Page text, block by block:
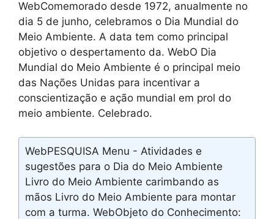
WebComemorado desde 1972, anualmente no
dia 5 de junho, celebramos o Dia Mundial do
Meio Ambiente. A data tem como principal
objetivo o despertamento da. WebO Dia
Mundial do Meio Ambiente é o principal meio
das Nações Unidas para incentivar a
conscientização e ação mundial em prol do
meio ambiente. Celebrado.
WebPESQUISA Menu - Atividades e
sugestões para o Dia do Meio Ambiente
Livro do Meio Ambiente carimbando as
mãos Livro do Meio Ambiente para montar
com a turma. WebObjeto do Conhecimento: